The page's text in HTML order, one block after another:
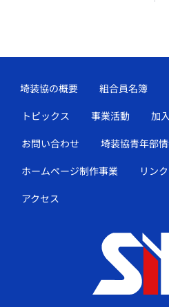
埼装協の概要 組合員名簿
トピックス
事業活動 加
お問い合わせ
埼装協青年部
ホームページ制作事業
リンク
アクセス